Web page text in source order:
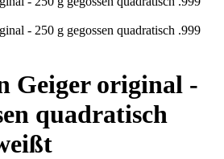
Geiger original -
quadratisch